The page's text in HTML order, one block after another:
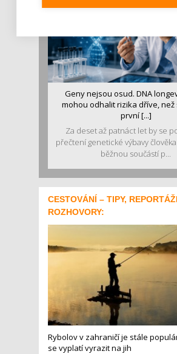
Geny nejsou osud. DNA
mohou odhalit rizika dříve, než
první [...]
Za deset až patnáct let by se
přečtení genetické výbavy
běžnou součástí p...
CESTOVÁNÍ – TIPY,
ROZHOVORY:
Rybolov v zahraničí je stále
se vyplatí vyrazit na jih